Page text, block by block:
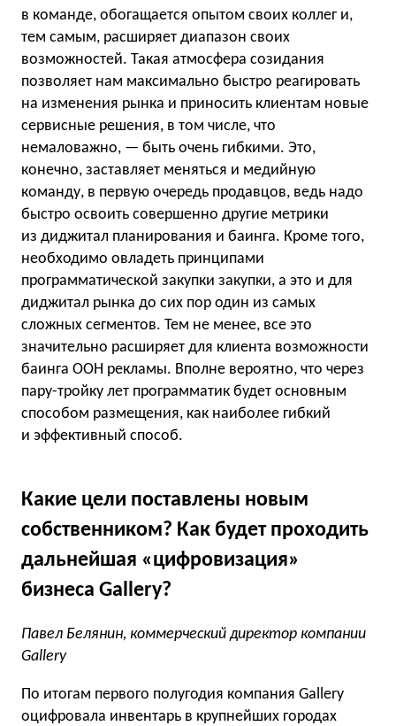
в команде, обогащается опытом своих коллег и,
тем самым, расширяет диапазон своих
возможностей. Такая атмосфера созидания
позволяет нам максимально быстро реагировать
на изменения рынка и приносить клиентам новые
сервисные решения, в том числе, что
немаловажно, — быть очень гибкими. Это,
конечно, заставляет меняться и медийную
команду, в первую очередь продавцов, ведь надо
быстро освоить совершенно другие метрики
из диджитал планирования и баинга. Кроме того,
необходимо овладеть принципами
программатической закупки закупки, а это и для
диджитал рынка до сих пор один из самых
сложных сегментов. Тем не менее, все это
значительно расширяет для клиента возможности
баинга OOH рекламы. Вполне вероятно, что через
пару-тройку лет программатик будет основным
способом размещения, как наиболее гибкий
и эффективный способ.
Какие цели поставлены новым
собственником? Как будет проходить
дальнейшая «цифровизация»
бизнеса Gallery?
Павел Белянин, коммерческий директор компании
Gallery
По итогам первого полугодия компания Gallery
оцифровала инвентарь в крупнейших городах